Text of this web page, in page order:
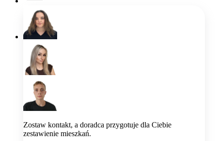
Zostaw kontakt, a doradca przygotuje dla Ciebie
zestawienie mieszkań.